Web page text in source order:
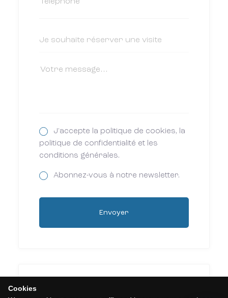
J'accepte la politique de cookies, la
politique de confidentialité et les
conditions générales.
Abonnez-vous à notre newsletter.
Envoyer
Need a mortgage for this
Cookies